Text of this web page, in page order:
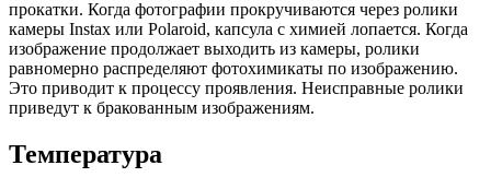
прокатки. Когда фотографии прокручиваются через ролики
камеры Instax или Polaroid, капсула с химией лопается. Когда
изображение продолжает выходить из камеры, ролики
равномерно распределяют фотохимикаты по изображению.
Это приводит к процессу проявления. Неисправные ролики
приведут к бракованным изображениям.
Температура